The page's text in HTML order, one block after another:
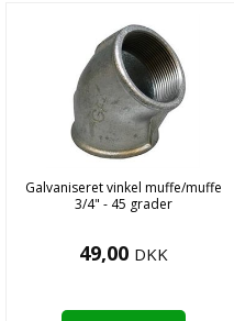
Galvaniseret vinkel muffe/muffe
3/4" - 45 grader
49,00 DKK